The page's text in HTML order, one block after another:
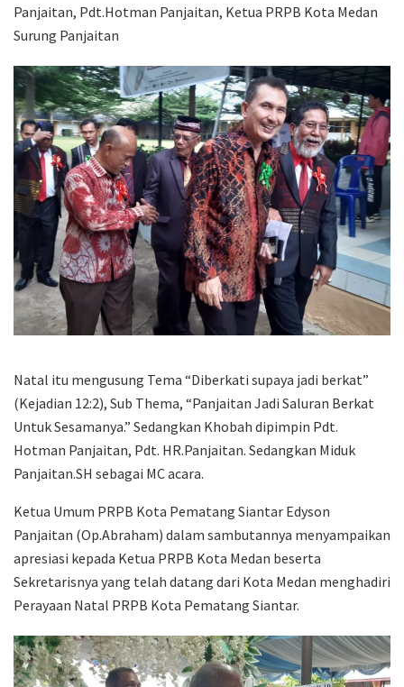
Panjaitan, Pdt.Hotman Panjaitan, Ketua PRPB Kota Medan
Surung Panjaitan
Natal itu mengusung Tema “Diberkati supaya jadi berkat”
(Kejadian 12:2), Sub Thema, “Panjaitan Jadi Saluran Berkat
Untuk Sesamanya.” Sedangkan Khobah dipimpin Pdt.
Hotman Panjaitan, Pdt. HR.Panjaitan. Sedangkan Miduk
Panjaitan.SH sebagai MC acara.
Ketua Umum PRPB Kota Pematang Siantar Edyson
Panjaitan (Op.Abraham) dalam sambutannya menyampaikan
apresiasi kepada Ketua PRPB Kota Medan beserta
Sekretarisnya yang telah datang dari Kota Medan menghadiri
Perayaan Natal PRPB Kota Pematang Siantar.